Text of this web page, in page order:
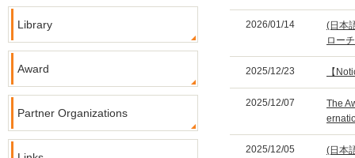
2026/01/14
(日本
ロー
2025/12/23 【
2025/12/07
The
2025/12/05 (日本
Library
Award
Partner Organizations